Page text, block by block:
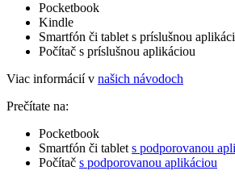
Pocketbook
Kindle
Smartfón či tablet s príslušnou
Počítač s príslušnou aplikáciou
Viac informácií v našich návodoch
Prečítate na:
Pocketbook
Smartfón či tablet s podporovanou
Počítač s podporovanou aplikáciou